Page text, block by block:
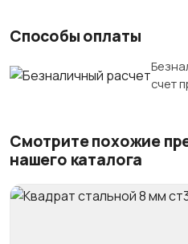
Способы оплаты
счет
Смотрите похожие
нашего каталога